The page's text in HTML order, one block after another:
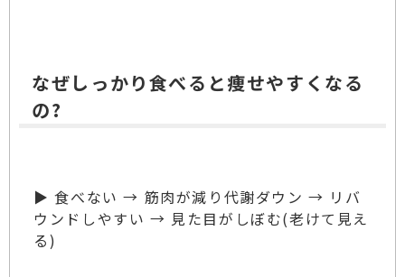
なぜしっかり食べると痩せやすくなる
の?
▶ 食べない → 筋肉が減り代謝ダウン → リバ
ウンドしやすい → 見た目がしぼむ(老けて見え
る)